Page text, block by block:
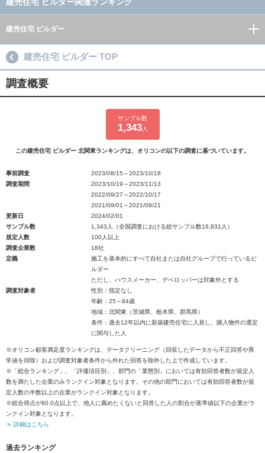
建売住宅 ビルダー
建売住宅 ビルダー TOP
調査概要
サンプル数
1,343人
この建売住宅 ビルダー 北関東ランキングは、オリコンの以下の調査に基づいています。
事前調査
2023/08/15～2023/10/18
調査期間
2023/10/19～2023/11/13
2022/09/27～2022/10/17
2021/09/01～2021/09/21
更新日
2024/02/01
サンプル数
1,343人（全国調査における総サンプル数16,831人）
規定人数
100人以上
調査企業数
18社
定義
施工を基本的にすべて自社または自社グループで行っているビ
ルダー
ただし、ハウスメーカー、デベロッパーは対象外とする
調査対象者
性別：指定なし
年齢：25～84歳
地域：北関東（茨城県、栃木県、群馬県）
条件：過去12年以内に新築建売住宅に入居し、購入物件の選定
に関与した人
※オリコン顧客満足度ランキングは、データクリーニング（回収したデータから不正回答や異
常値を排除）および調査対象者条件から外れた回答を除外した上で作成しています。
※「総合ランキング」、「評価項目別」、部門の「業態別」においては有効回答者数が規定人
数を満たした企業のみランクイン対象となります。その他の部門においては有効回答者数が規
定人数の半数以上の企業がランクイン対象となります。
※総合得点が60.0点以上で、他人に薦めたくないと回答した人の割合が基準値以下の企業がラ
ンクイン対象となります。
≫ 詳細はこちら
過去ランキング